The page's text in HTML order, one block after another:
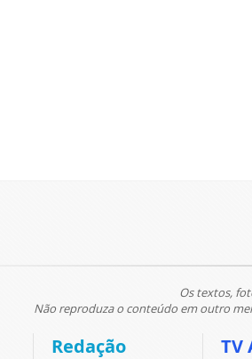
Os textos,
Não reproduza o conteúdo em outro
Redação TV